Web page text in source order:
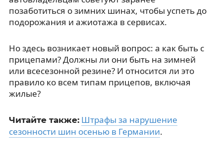
позаботиться о зимних шинах, чтобы успеть до
подорожания и ажиотажа в сервисах.
Но здесь возникает новый вопрос: а как быть с
прицепами? Должны ли они быть на зимней
или всесезонной резине? И относится ли это
правило ко всем типам прицепов, включая
жилые?
Читайте также: Штрафы за нарушение
сезонности шин осенью в Германии.